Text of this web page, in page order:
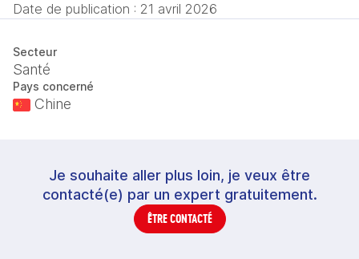
Date de publication : 21 avril 2026
Secteur
Santé
Pays concerné
Chine
Je souhaite aller plus loin, je veux être
contacté(e) par un expert gratuitement.
ÊTRE CONTACTÉ